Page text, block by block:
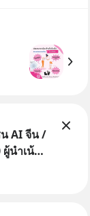
AI จีน /
นำเน้น
เข้า